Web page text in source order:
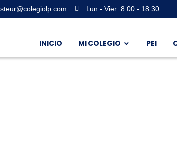
Lun - Vier: 8:00 - 18:30
INICIO MI COLEGIO PEI